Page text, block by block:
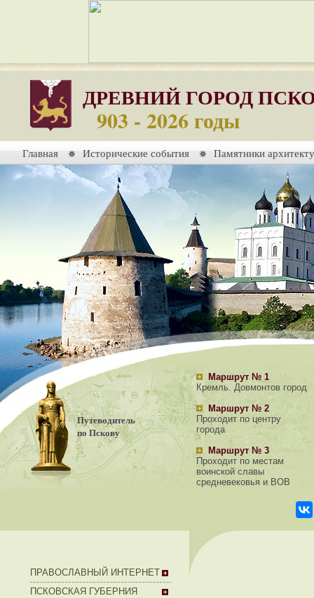
ДРЕВНИЙ ГОРОД
903 - 2026 годы
Главная Исторические события Памятники
Путеводитель
по Пскову
Маршрут № 1
Кремль. Довмонтов город
Маршрут № 2
Проходит по центру
города
Маршрут № 3
Проходит по местам
воинской славы
средневековья и ВОВ
ПРАВОСЛАВНЫЙ ИНТЕРНЕТ
ПСКОВСКАЯ ГУБЕРНИЯ